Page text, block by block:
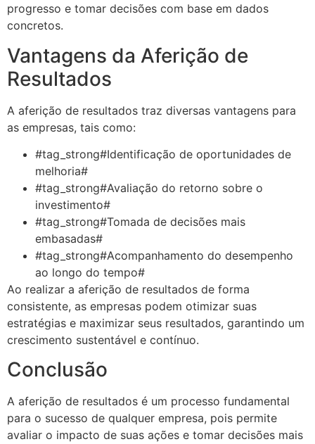
progresso e tomar decisões com base em dados
concretos.
Vantagens da Aferição de
Resultados
A aferição de resultados traz diversas vantagens para
as empresas, tais como:
#tag_strong#Identificação de oportunidades de
melhoria#
#tag_strong#Avaliação do retorno sobre o
investimento#
#tag_strong#Tomada de decisões mais
embasadas#
#tag_strong#Acompanhamento do desempenho
ao longo do tempo#
Ao realizar a aferição de resultados de forma
consistente, as empresas podem otimizar suas
estratégias e maximizar seus resultados, garantindo um
crescimento sustentável e contínuo.
Conclusão
A aferição de resultados é um processo fundamental
para o sucesso de qualquer empresa, pois permite
avaliar o impacto de suas ações e tomar decisões mais